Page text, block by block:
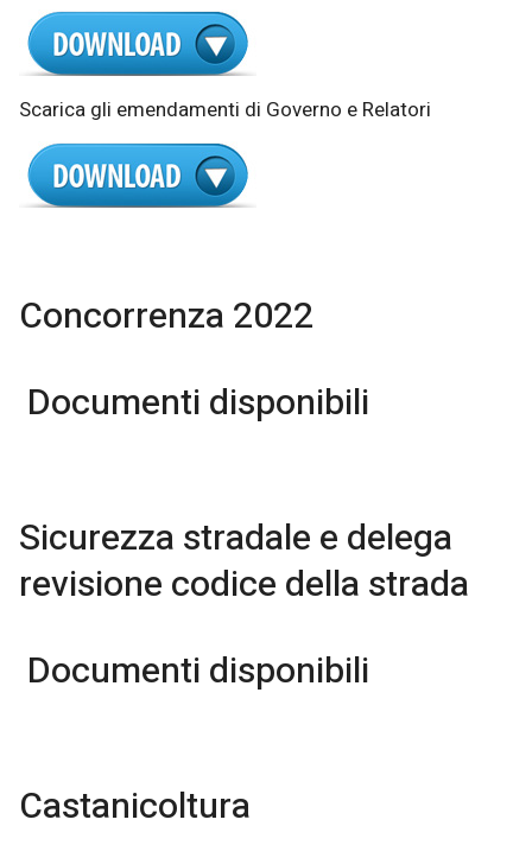
Scarica gli emendamenti di Governo e Relatori
Concorrenza 2022
Documenti disponibili
Sicurezza stradale e delega
revisione codice della strada
Documenti disponibili
Castanicoltura